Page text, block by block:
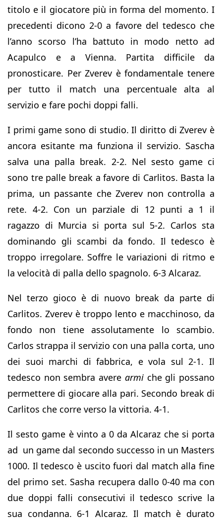
titolo e il giocatore più in forma del momento. I
precedenti dicono 2-0 a favore del tedesco che
l’anno scorso l’ha battuto in modo netto ad
Acapulco e a Vienna. Partita difficile da
pronosticare. Per Zverev è fondamentale tenere
per tutto il match una percentuale alta al
servizio e fare pochi doppi falli.
I primi game sono di studio. Il diritto di Zverev è
ancora esitante ma funziona il servizio. Sascha
salva una palla break. 2-2. Nel sesto game ci
sono tre palle break a favore di Carlitos. Basta la
prima, un passante che Zverev non controlla a
rete. 4-2. Con un parziale di 12 punti a 1 il
ragazzo di Murcia si porta sul 5-2. Carlos sta
dominando gli scambi da fondo. Il tedesco è
troppo irregolare. Soffre le variazioni di ritmo e
la velocità di palla dello spagnolo. 6-3 Alcaraz.
Nel terzo gioco è di nuovo break da parte di
Carlitos. Zverev è troppo lento e macchinoso, da
fondo non tiene assolutamente lo scambio.
Carlos strappa il servizio con una palla corta, uno
dei suoi marchi di fabbrica, e vola sul 2-1. Il
tedesco non sembra avere armiche gli possano
permettere di giocare alla pari. Secondo break di
Carlitos che corre verso la vittoria. 4-1.
Il sesto game è vinto a 0 da Alcaraz che si porta
ad un game dal secondo successo in un Masters
1000. Il tedesco è uscito fuori dal match alla fine
del primo set. Sasha recupera dallo 0-40 ma con
due doppi falli consecutivi il tedesco scrive la
sua condanna. 6-1 Alcaraz. Il match è durato